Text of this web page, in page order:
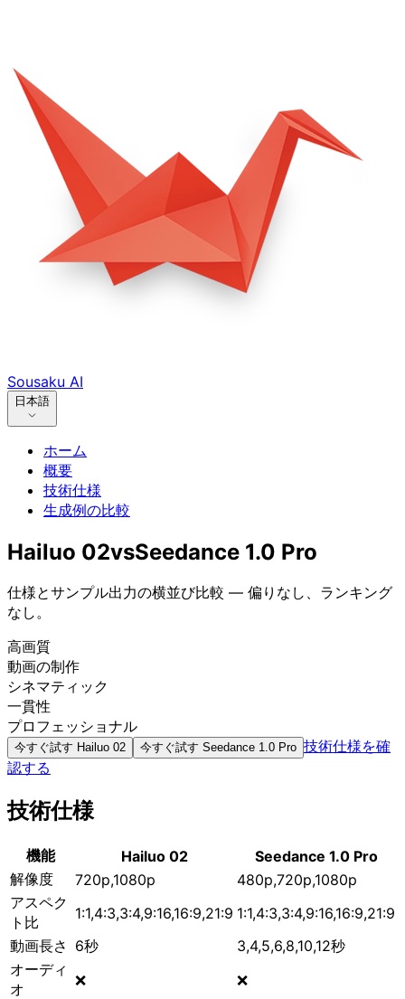
Sousaku AI
日本語
ホーム
概要
技術仕様
生成例の比較
Hailuo 02vsSeedance 1.0 Pro
仕様とサンプル出力の横並び比較 — 偏りなし、ランキング
なし。
高画質
動画の制作
シネマティック
一貫性
プロフェッショナル
今すぐ試す Hailuo 02 今すぐ試す Seedance 1.0 Pro 技術仕様を確
認する
技術仕様
機能 Hailuo 02
Seedance 1.0 Pro
解像度
720p,1080p
480p,720p,1080p
アスペク
ト比
1:1,4:3,3:4,9:16,16:9,21:9 1:1,4:3,3:4,9:16,16:9,21:9
動画長さ 6秒
3,4,5,6,8,10,12秒
オーディ
オ
❌
❌